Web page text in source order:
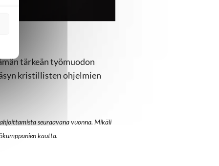
tärkeän työmuodon
kristillisten ohjelmien
seuraavana vuonna. Mikäli
kautta.